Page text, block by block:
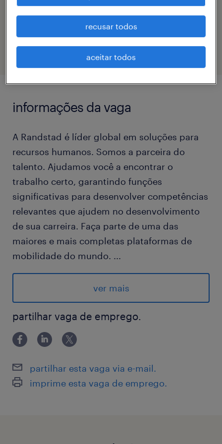
código da vaga
eTalent_JP-183455
informações da vaga
A Randstad é líder global em soluções para
recursos humanos. Somos a parceira do
talento. Ajudamos você a encontrar o
trabalho certo, garantindo funções
significativas para desenvolver competências
relevantes que ajudem no desenvolvimento
de sua carreira. Faça parte de uma das
maiores e mais completas plataformas de
mobilidade do mundo. ...
Horario: a combinar no alinhamento horário
Período de contrato: 180 dias
Endereço: Cachoeirinha, BH/MG - MATRIZ BH
Hibrido: Quinta-Feira e Sexta-Feira -
presencial
Atendimento ao cliente em situações de
urgência, via telefone, chat ou outros canais,
ver mais
partilhar vaga de emprego.
partilhar esta vaga via e-mail.
imprime esta vaga de emprego.
recusar todos
aceitar todos